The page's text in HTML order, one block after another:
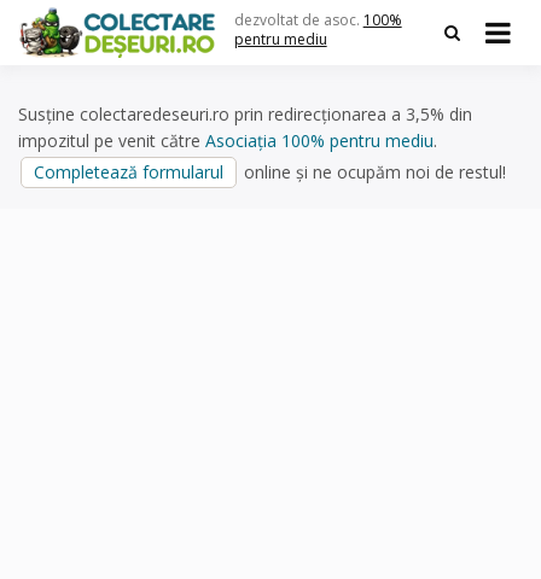
content
dezvoltat de asoc. 100%
pentru mediu
Susține colectaredeseuri.ro prin redirecționarea a 3,5% din
impozitul pe venit către Asociația 100% pentru mediu.
Completează formularul
online și ne ocupăm noi de restul!